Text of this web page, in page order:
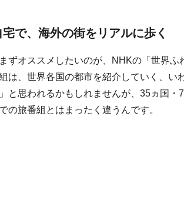
宅で、海外の街をリアルに歩く
ずオススメしたいのが、NHKの「世界
は、世界各国の都市を紹介していく、い
と思われるかもしれませんが、35ヵ国・
の旅番組とはまったく違うんです。